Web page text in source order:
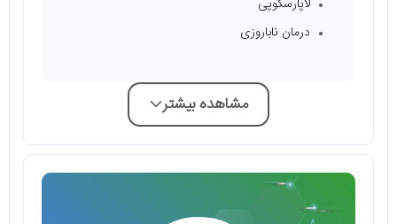
درمان ناباروزی
مشاهده بیشتر